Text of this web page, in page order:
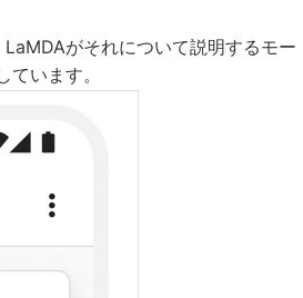
がそれについて説明するモー
います。